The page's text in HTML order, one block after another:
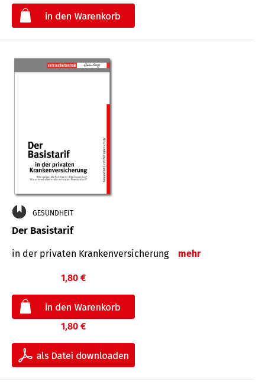
GESUNDHEIT
Der Basistarif
in der privaten Kran­ken­ver­siche­rung mehr
1,80 €
1,80 €